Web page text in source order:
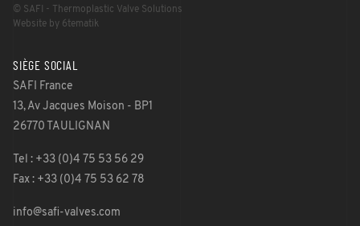
© SAFI - Thermoplastic Valve Solutions
Website by 6tematik
SIÈGE SOCIAL
SAFI France
13, Av Jacques Moison - BP1
26770 TAULIGNAN
Tel : +33 (0)4 75 53 56 29
Fax : +33 (0)4 75 53 62 78
info@safi-valves.com